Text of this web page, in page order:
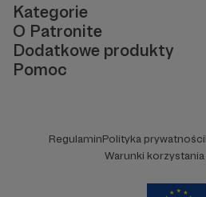
Kategorie
O Patronite
Dodatkowe produkty
Pomoc
RegulaminPolityka prywatności
Warunki